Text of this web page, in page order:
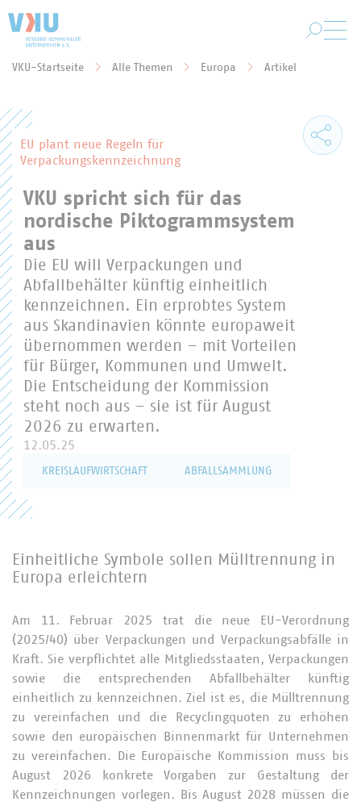
VKU-Startseite Alle Themen Europa Artikel
EU plant neue Regeln für
Verpackungskennzeichnung
VKU spricht sich für das
nordische Piktogrammsystem
aus
Die EU will Verpackungen und
Abfallbehälter künftig einheitlich
kennzeichnen. Ein erprobtes System
aus Skandinavien könnte europaweit
übernommen werden – mit Vorteilen
für Bürger, Kommunen und Umwelt.
Die Entscheidung der Kommission
steht noch aus – sie ist für August
2026 zu erwarten.
12.05.25
KREISLAUFWIRTSCHAFT ABFALLSAMMLUNG
Einheitliche Symbole sollen Mülltrennung in
Europa erleichtern
Am 11. Februar 2025 trat die neue EU-Verordnung
(2025/40) über Verpackungen und Verpackungsabfälle in
Kraft. Sie verpflichtet alle Mitgliedsstaaten, Verpackungen
sowie die entsprechenden Abfallbehälter künftig
einheitlich zu kennzeichnen. Ziel ist es, die Mülltrennung
zu vereinfachen und die Recyclingquoten zu erhöhen
sowie den europäischen Binnenmarkt für Unternehmen
zu vereinfachen. Die Europäische Kommission muss bis
August 2026 konkrete Vorgaben zur Gestaltung der
Kennzeichnungen vorlegen. Bis August 2028 müssen die